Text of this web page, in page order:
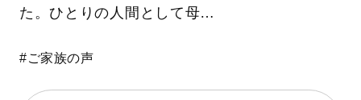
た。ひとりの人間として母…
#ご家族の声